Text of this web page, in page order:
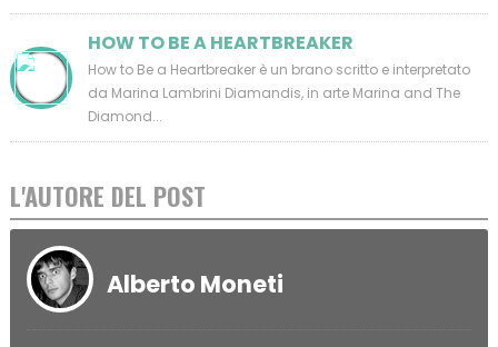
HOW TO BE A HEARTBREAKER
How to Be a Heartbreaker è un brano scritto e interpretato
da Marina Lambrini Diamandis, in arte Marina and The
Diamond...
L'AUTORE DEL POST
Alberto Moneti